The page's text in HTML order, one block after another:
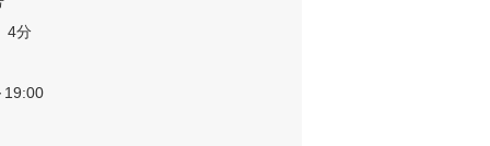
4分
19:00